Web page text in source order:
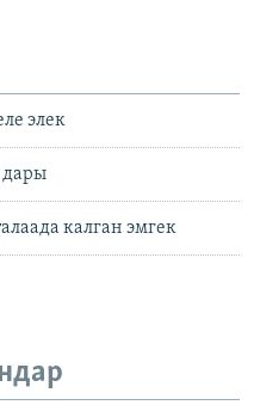
элек
дары
калган эмгек